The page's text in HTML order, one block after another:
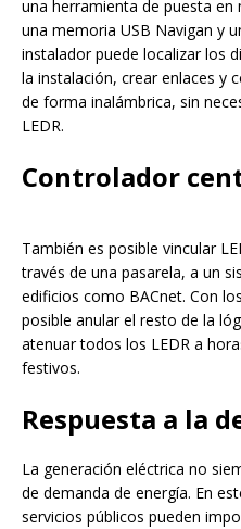
una herramienta de puesta
una memoria USB Navigan y
instalador puede localizar los
la instalación, crear enlaces y
de forma inalámbrica, sin
LEDR.
Controlador
También es posible vincular
través de una pasarela, a un
edificios como BACnet. Con
posible anular el resto de la
atenuar todos los LEDR a
festivos.
Respuesta a la
La generación eléctrica no
de demanda de energía. En
servicios públicos pueden